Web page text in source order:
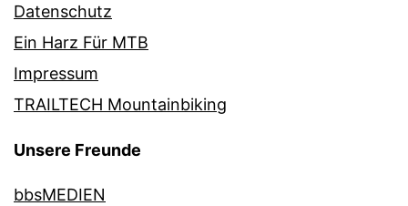
Datenschutz
Ein Harz Für MTB
Impressum
TRAILTECH Mountainbiking
Unsere Freunde
bbsMEDIEN